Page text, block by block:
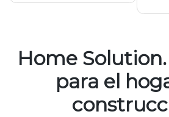
entradas
Home
para el